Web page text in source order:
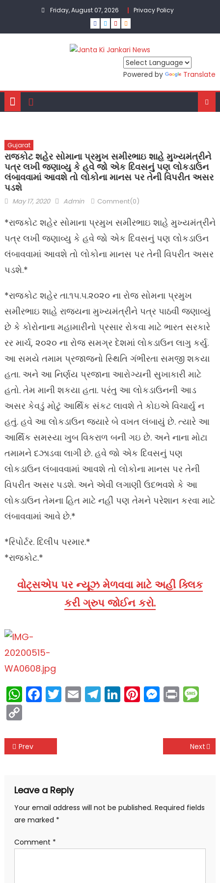
Friday, August 07, 2026 Privacy Policy
Powered by Translate
Gujarat
રાજકોટ શહેર સોમાના પ્રમુખ સમીરભાઇ શાહે મુખ્યમંત્રીને
પત્ર લખી જણાવ્યુ કે હવે જો એક દિવસનું પણ લોકડાઉન
લંબાવવામાં આવશે તો લોકોના માનસ પર તેની વિપરીત અસર
પડશે
Posted
May 17, 2020 Author
Admin Comment(0)
*રાજકોટ શહેર સોમાના પ્રમુખ સમીરભાઇ શાહે મુખ્યમંત્રીને
પત્ર લખી જણાવ્યુ કે હવે જો એક દિવસનું પણ લોકડાઉન
લંબાવવામાં આવશે તો લોકોના માનસ પર તેની વિપરીત અસર
પડશે.*
*રાજકોટ શહેર તા.૧૫.૫.૨૦૨૦ ના રોજ સોમના પ્રમુખ
સમીરભાઇ શાહે રાજયના મુખ્યમંત્રીને પત્ર પાઠવી જણાવ્યું
છે કે કોરોનાના મહામારીનો પ્રસાર રોકવા માટે ભારત સરકારે
રર માર્ચ, ૨૦૨૦ ના રોજ સમગ્ર દેશમાં લોકડાઉન લાગુ કર્યુ.
આ સમયે તમામ પ્રજાજનો સ્થિતિ ગંભીરતા સમજી શકયા
હતા. અને આ નિર્ણય પ્રજાના આરોગ્યની સુખાકારી માટે
હતો. તેમ માની શકયા હતા. પરંતુ આ લોકડાઉનની આડ
અસર કેવડું મોટું આર્થિક સંકટ લાવશે તે કોઇએ વિચાર્યુ ન
હતું. હવે આ લોકડાઉન જયારે બે વખત લંબાયું છે. ત્યારે આ
આર્થિક સમસ્યા ખુબ વિકરાળ બની ગઇ છે. અને નાના મોટા
તમામને દઝાડવા લાગી છે. હવે જો એક દિવસનું પણ
લોકડાઉન લંબાવવામાં આવશે તો લોકોના માનસ પર તેની
વિપરીત અસર પડશે. અને એવી લગાણી ઉદભવશે કે આ
લોકડાઉન તેમના હિત માટે નહીં પણ તેમને પરેશાન કરવા માટે
લંબાવવામાં આવે છે.*
*રિપોર્ટર. દિલીપ પરમાર.*
*રાજકોટ.*
વોટ્સએપ પર ન્યૂઝ મેળવવા માટે અહીં ક્લિક
કરી ગ્રુપ જોઈન કરો.
WhatsApp
Facebook
Twitter
EmailTelegram
LinkedIn
Pinterest
Print
Copy
Post
Prev Next
Leave a Reply
Your email address will not be published. Required fields
are marked *
Comment *